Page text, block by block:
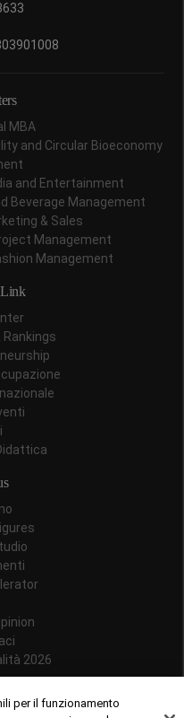
MBA
and Circular Bioeconomy
and Entertainment
Beverage Management
& Sales
Management
Management
Link
2026
per il funzionamento